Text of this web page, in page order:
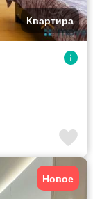
Квартира
Новое